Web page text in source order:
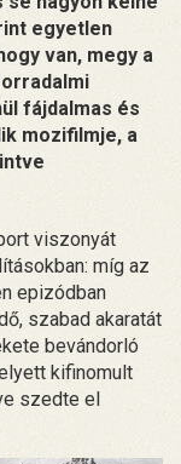
egyetlen
van, megy a
fájdalmas és
mozifilmje, a
viszonyát
míg az
epizódban
szabad akaratát
bevándorló
kifinomult
szedte el